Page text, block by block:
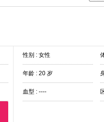
性别 : 女性
年龄 : 20 岁
血型 : ----